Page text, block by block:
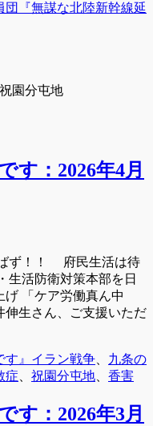
団『無謀な北陸新幹線延
祝園分屯地
す：2026年4月
ず！！ 府民生活は待
活防衛対策本部を日
「ケア労働真ん中
伸生さん、ご支援いただ
』 タ
グ
イラン戦争
九条の
症 祝園分屯地 香害
す：2026年3月